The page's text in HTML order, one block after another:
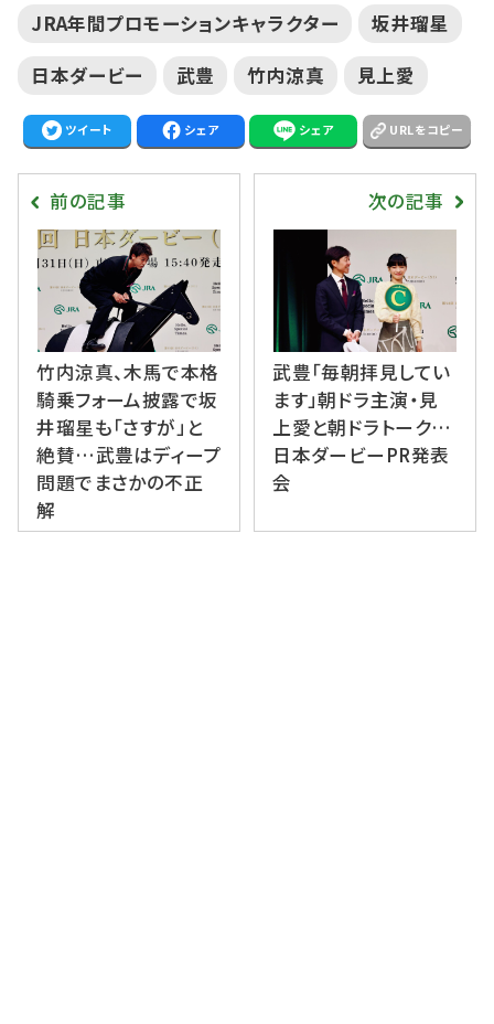
うことを聞いてない子とか...
JRA年間プロモーションキャラクター
坂井瑠星
日本ダービー
武豊 竹内涼真 見上愛
ツイート シェア シェア URLをコピー
前の記事
竹内涼真、木馬で本格
騎乗フォーム披露で坂
井瑠星も「さすが」と
絶賛…武豊はディープ
問題でまさかの不正
解
次の記事
武豊「毎朝拝見してい
ます」朝ドラ主演・見
上愛と朝ドラトーク…
日本ダービーPR発表
会